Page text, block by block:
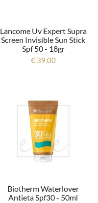
Lancome Uv Expert Supra
Screen Invisible Sun Stick
Spf 50 - 18gr
€ 39.00
Biotherm Waterlover
Antieta Spf30 - 50ml